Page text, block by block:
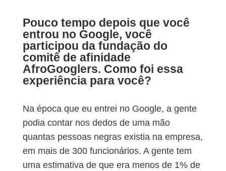
Pouco tempo depois que você
entrou no Google, você
participou da fundação do
comitê de afinidade
AfroGooglers. Como foi essa
experiência para você?
Na época que eu entrei no Google, a gente
podia contar nos dedos de uma mão
quantas pessoas negras existia na empresa,
em mais de 300 funcionários. A gente tem
uma estimativa de que era menos de 1% de